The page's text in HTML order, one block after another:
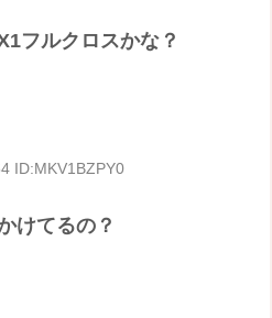
フルクロスかな？
ID:MKV1BZPY0
けてるの？